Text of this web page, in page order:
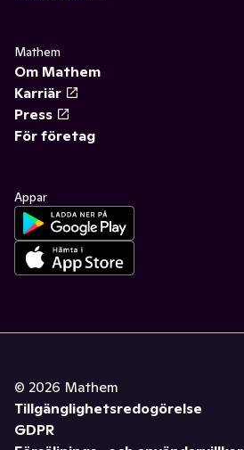
Mathem
Om Mathem
Karriär
Press
För företag
Appar
© 2026 Mathem
Tillgänglighetsredogörelse
GDPR